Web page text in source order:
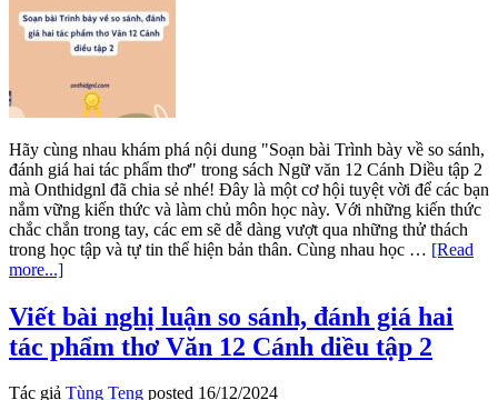
diều
tập
2
Hãy cùng nhau khám phá nội dung "Soạn bài Trình bày về so sánh,
đánh giá hai tác phẩm thơ" trong sách Ngữ văn 12 Cánh Diều tập 2
mà Onthidgnl đã chia sẻ nhé! Đây là một cơ hội tuyệt vời để các bạn
nắm vững kiến thức và làm chủ môn học này. Với những kiến thức
chắc chắn trong tay, các em sẽ dễ dàng vượt qua những thử thách
trong học tập và tự tin thể hiện bản thân. Cùng nhau học … [Read
more...]about
bày
về
so
đánh
Viết bài nghị luận so sánh, đánh giá hai
tác phẩm thơ Văn 12 Cánh diều tập 2
Tác giả Tùng Teng posted 16/12/2024